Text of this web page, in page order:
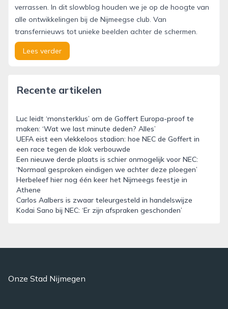
verrassen. In dit slowblog houden we je op de hoogte van
alle ontwikkelingen bij de Nijmeegse club. Van
transfernieuws tot unieke beelden achter de schermen.
Lees verder
Recente artikelen
Luc leidt ‘monsterklus’ om de Goffert Europa-proof te
maken: ‘Wat we last minute deden? Alles’
UEFA eist een vlekkeloos stadion: hoe NEC de Goffert in
een race tegen de klok verbouwde
Een nieuwe derde plaats is schier onmogelijk voor NEC:
‘Normaal gesproken eindigen we achter deze ploegen’
Herbeleef hier nog één keer het Nijmeegs feestje in
Athene
Carlos Aalbers is zwaar teleurgesteld in handelswijze
Kodai Sano bij NEC: ‘Er zijn afspraken geschonden’
Onze Stad Nijmegen